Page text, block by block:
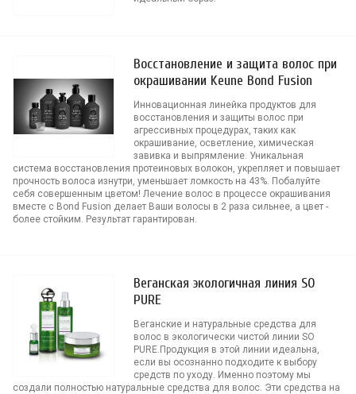
Восстановление и защита волос при
окрашивании Keune Bond Fusion
Инновационная линейка продуктов для
восстановления и защиты волос при
агрессивных процедурах, таких как
окрашивание, осветление, химическая
завивка и выпрямление. Уникальная
система восстановления протеиновых волокон, укрепляет и повышает
прочность волоса изнутри, уменьшает ломкость на 43%. Побалуйте
себя совершенным цветом! Лечение волос в процессе окрашивания
вместе с Bond Fusion делает Ваши волосы в 2 раза сильнее, а цвет -
более стойким. Результат гарантирован.
Веганская экологичная линия SO
PURE
Веганские и натуральные средства для
волос в экологически чистой линии SO
PURE.Продукция в этой линии идеальна,
если вы осознанно подходите к выбору
средств по уходу. Именно поэтому мы
создали полностью натуральные средства для волос. Эти средства на